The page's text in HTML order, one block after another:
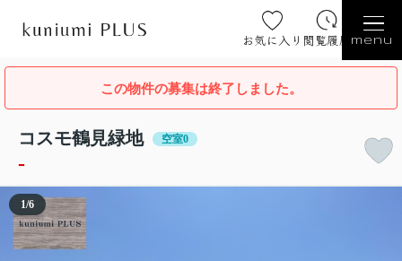
お気に入り 閲覧履歴 menu
この物件の募集は終了しました。
コスモ鶴見緑地 空室0
-
1/6